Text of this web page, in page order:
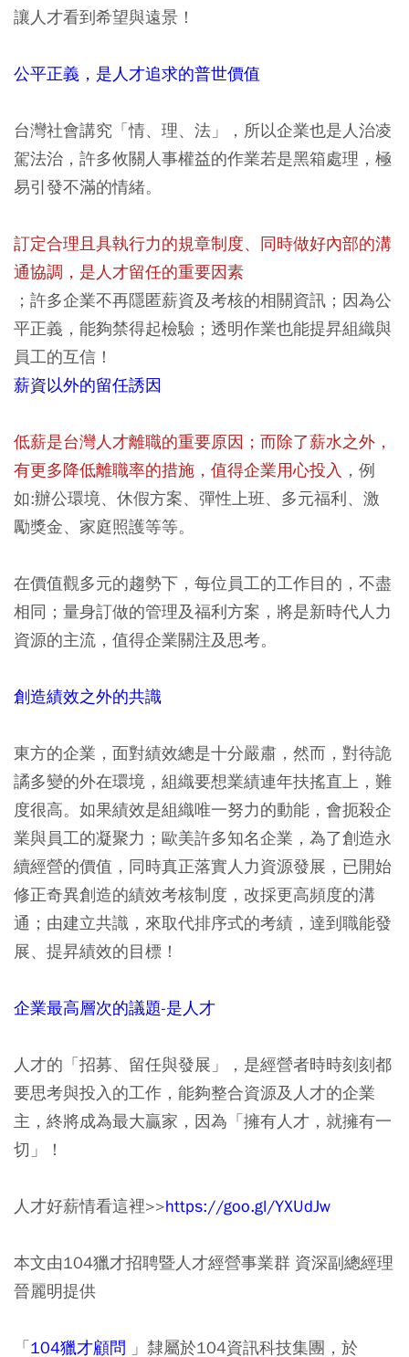
讓人才看到希望與遠景！
公平正義，是人才追求的普世價值
台灣社會講究「情、理、法」，所以企業也是人治凌
駕法治，許多攸關人事權益的作業若是黑箱處理，極
易引發不滿的情緒。
訂定合理且具執行力的規章制度、同時做好內部的溝
通協調，是人才留任的重要因素
；許多企業不再隱匿薪資及考核的相關資訊；因為公
平正義，能夠禁得起檢驗；透明作業也能提昇組織與
員工的互信！
薪資以外的留任誘因
低薪是台灣人才離職的重要原因；而除了薪水之外，
有更多降低離職率的措施，值得企業用心投入 ，例
如:辦公環境、休假方案、彈性上班、多元福利、激
勵獎金、家庭照護等等。
在價值觀多元的趨勢下，每位員工的工作目的，不盡
相同；量身訂做的管理及福利方案，將是新時代人力
資源的主流，值得企業關注及思考。
創造績效之外的共識
東方的企業，面對績效總是十分嚴肅，然而，對待詭
譎多變的外在環境，組織要想業績連年扶搖直上，難
度很高。如果績效是組織唯一努力的動能，會扼殺企
業與員工的凝聚力；歐美許多知名企業，為了創造永
續經營的價值，同時真正落實人力資源發展，已開始
修正奇異創造的績效考核制度，改採更高頻度的溝
通；由建立共識，來取代排序式的考績，達到職能發
展、提昇績效的目標！
企業最高層次的議題-是人才
人才的「招募、留任與發展」，是經營者時時刻刻都
要思考與投入的工作，能夠整合資源及人才的企業
主，終將成為最大贏家，因為「擁有人才，就擁有一
切」！
人才好薪情看這裡>>https://goo.gl/YXUdJw
本文由104獵才招聘暨人才經營事業群 資深副總經理
晉麗明提供
「104獵才顧問 」隸屬於104資訊科技集團，於